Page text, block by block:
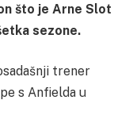
što je Arne Slot
sezone.
trener
s Anfielda u